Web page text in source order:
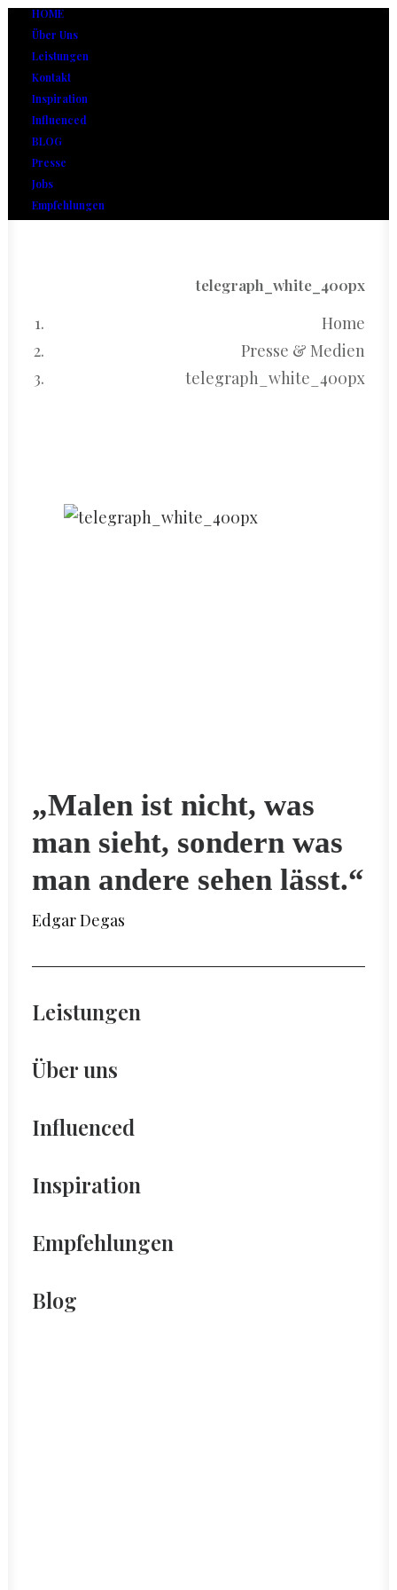
HOME
Über Uns
Leistungen
Kontakt
Inspiration
Influenced
BLOG
Presse
Jobs
Empfehlungen
telegraph_white_400px
Home
Presse & Medien
telegraph_white_400px
„Malen ist nicht, was
man sieht, sondern was
man andere sehen lässt.“
Edgar Degas
Leistungen
Über uns
Influenced
Inspiration
Empfehlungen
Blog